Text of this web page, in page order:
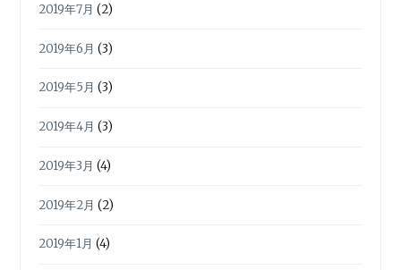
2019年7月 (2)
2019年6月 (3)
2019年5月 (3)
2019年4月 (3)
2019年3月 (4)
2019年2月 (2)
2019年1月 (4)